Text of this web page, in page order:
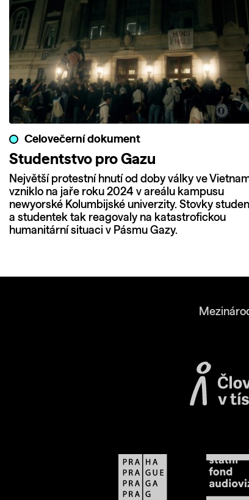
Celovečerní dokument
Studentstvo pro Gazu
Největší protestní hnutí od doby války ve
vzniklo na jaře roku 2024 v areálu kampusu
newyorské Kolumbijské univerzity. Stovky
a studentek tak reagovaly na katastrofickou
humanitární situaci v Pásmu Gazy.